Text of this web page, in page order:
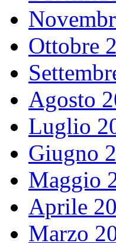
Ottobre
Agosto
Luglio
Giugno
Maggio
Aprile
Marzo